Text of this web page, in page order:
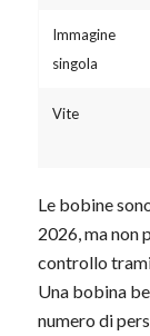
Immagine
singola
Vite
Le bobine
2026, ma non
controllo
Una bobina
numero di